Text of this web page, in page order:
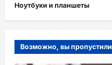
Ноутбуки и планшеты
Возможно, вы пропустили